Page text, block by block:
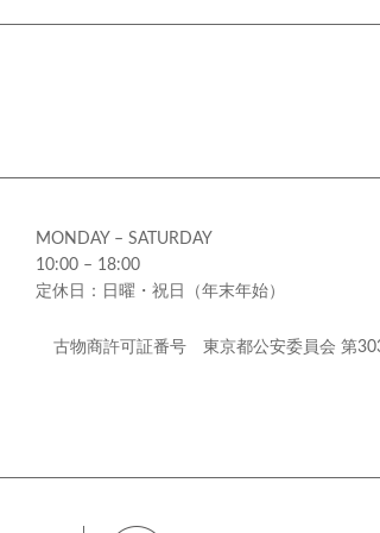
MONDAY – SATURDAY
10:00 – 18:00
定休日：日曜・祝日（年末年始）
古物商許可証番号 東京都公安委員会 第